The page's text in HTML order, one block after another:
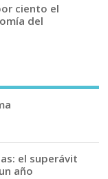
ciento el
del
el superávit
año